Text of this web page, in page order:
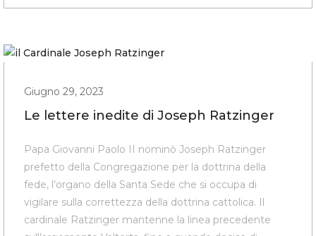
Giugno 29, 2023
Le lettere inedite di Joseph Ratzinger
Papa Giovanni Paolo II nominò Joseph Ratzinger
prefetto della Congregazione per la dottrina della
fede, l’organo della Santa Sede che si occupa di
vigilare sulla correttezza della dottrina cattolica. Il
cardinale Ratzinger mantenne la linea precedente